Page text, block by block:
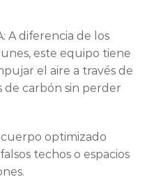
A diferencia de los
este equipo tiene
el aire a través de
carbón sin perder
cuerpo optimizado
techos o espacios